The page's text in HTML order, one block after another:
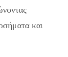
και